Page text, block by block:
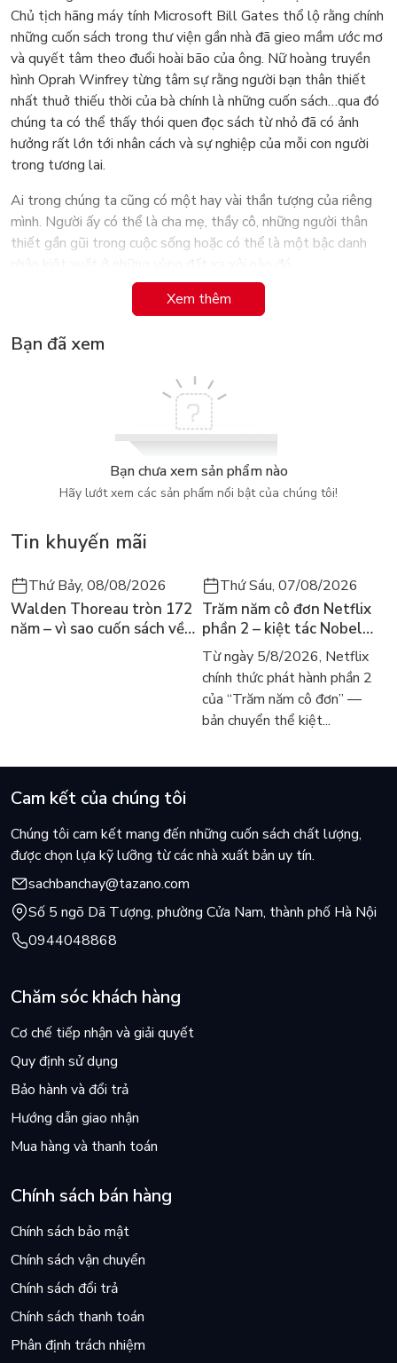
Chủ tịch hãng máy tính Microsoft Bill Gates thổ lộ rằng chính
những cuốn sách trong thư viện gần nhà đã gieo mầm ước mơ
và quyết tâm theo đuổi hoài bão của ông. Nữ hoàng truyền
hình Oprah Winfrey từng tâm sự rằng người bạn thân thiết
nhất thuở thiếu thời của bà chính là những cuốn sách…qua đó
chúng ta có thể thấy thói quen đọc sách từ nhỏ đã có ảnh
hưởng rất lớn tới nhân cách và sự nghiệp của mỗi con người
trong tương lai.
Ai trong chúng ta cũng có một hay vài thần tượng của riêng
mình. Người ấy có thể là cha mẹ, thầy cô, những người thân
thiết gần gũi trong cuộc sống hoặc có thể là một bậc danh
Bộ TUYỂN TẬP TRUYỆN TRANH DANH NHÂN THẾ
GIỚI bao gồm các nhà khoa học, vận động viên, họa sỹ, nghệ
sỹ…sẽ giúp các bạn khám phá thêm những gương mặt rất
sinh động về cuộc đời của các danh nhân từ thời niên thiếu cho
tới khi họ đạt được những thành công rực rỡ trong sự nghiệp,
góp phần làm thay đổi thế giới. Chắc chắn các bạn sẽ rất thán
phục bởi không phải ngay từ khi sinh ra, tất cả các vị danh
nhân đã có những điều kiện về vật chất và tinh thần để dễ
dàng đạt được thành tựu đáng tự hào mà cho đến nay thế
về vũ trụ.
Xem thêm
Bạn đã xem
Bạn chưa xem sản phẩm nào
Hãy lướt xem các sản phẩm nổi bật của chúng tôi!
Tin khuyến mãi
Thứ Bảy, 08/08/2026
Walden Thoreau tròn 172
năm – vì sao cuốn sách về
Thứ Sáu, 07/08/2026
Trăm năm cô đơn Netflix
phần 2 – kiệt tác Nobel
trở lại màn ảnh, dòng
người tìm đọc lại García
Márquez
Từ ngày 5/8/2026, Netflix
chính thức phát hành phần 2
của “Trăm năm cô đơn” —
bản chuyển thể kiệt...
Cam kết của chúng tôi
Chúng tôi cam kết mang đến những cuốn sách chất lượng,
được chọn lựa kỹ lưỡng từ các nhà xuất bản uy tín.
sachbanchay@tazano.com
Số 5 ngõ Dã Tượng, phường Cửa Nam, thành phố Hà Nội
0944048868
Chăm sóc khách hàng
Cơ chế tiếp nhận và giải quyết
Quy định sử dụng
Bảo hành và đổi trả
Hướng dẫn giao nhận
Mua hàng và thanh toán
Chính sách bán hàng
Chính sách bảo mật
Chính sách vận chuyển
Chính sách đổi trả
Chính sách thanh toán
Phân định trách nhiệm